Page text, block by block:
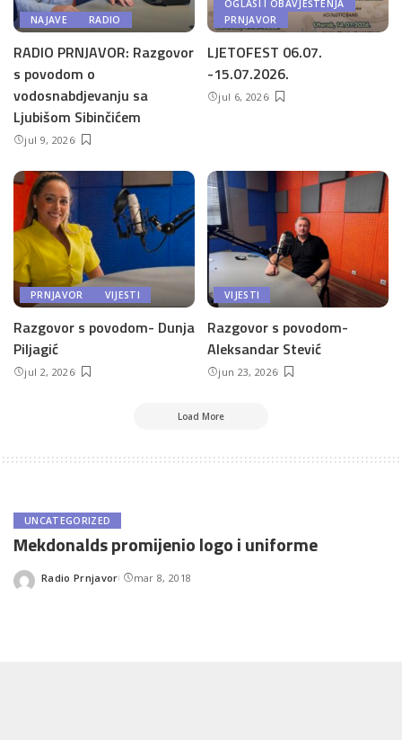
NAJAVE RADIO
RADIO PRNJAVOR: Razgovor
s povodom o
vodosnabdjevanju sa
Ljubišom Sibinčićem
jul 9, 2026
OGLASI I OBAVJEŠTENJA
PRNJAVOR
LJETOFEST 06.07.
-15.07.2026.
jul 6, 2026
PRNJAVOR VIJESTI
Razgovor s povodom- Dunja
Piljagić
jul 2, 2026
VIJESTI
Razgovor s povodom-
Aleksandar Stević
jun 23, 2026
Load More
UNCATEGORIZED
Mekdonalds promijenio logo i uniforme
Posted
Radio Prnjavor mar 8, 2018